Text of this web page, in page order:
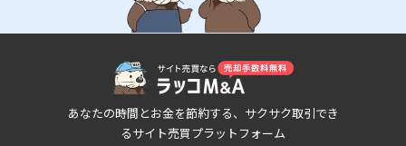
あなたの時間とお金を節約する、サクサク取引でき
るサイト売買プラットフォーム